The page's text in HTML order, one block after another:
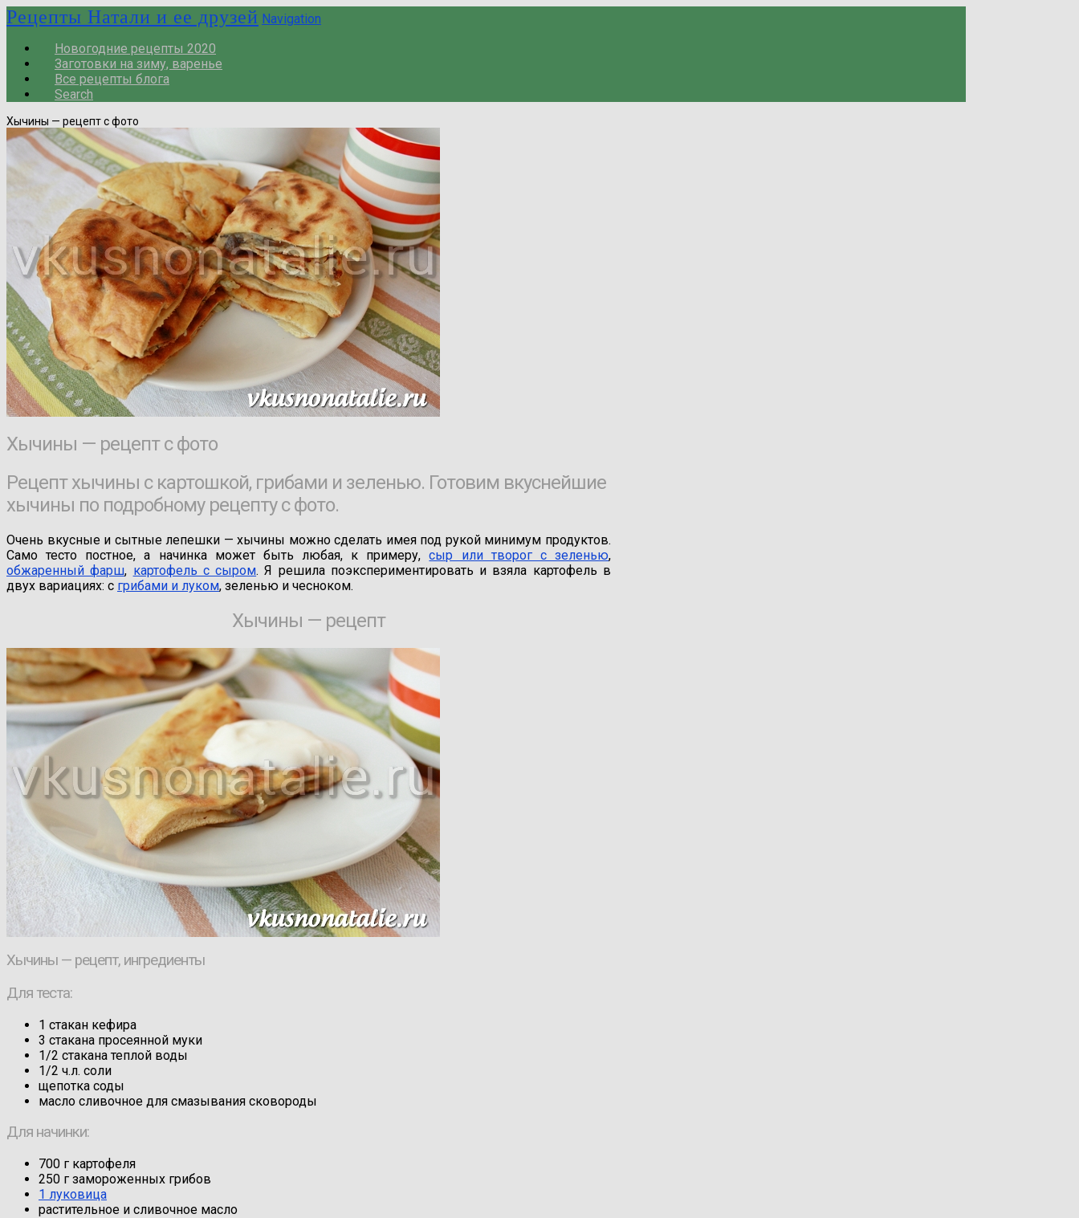
Рецепты Натали и ее друзей Navigation
Новогодние рецепты 2020
Заготовки на зиму, варенье
Все рецепты блога
Search
Хычины — рецепт с фото
Хычины — рецепт с фото
Рецепт хычины с картошкой, грибами и зеленью. Готовим вкуснейшие
хычины по подробному рецепту с фото.
Очень вкусные и сытные лепешки — хычины можно сделать имея под рукой минимум продуктов.
Само тесто постное, а начинка может быть любая, к примеру,сыр или творог с зеленью,
обжаренный фарш, картофель с сыром. Я решила поэкспериментировать и взяла картофель в
двух вариациях: с грибами и луком, зеленью и чесноком.
Хычины — рецепт
Хычины — рецепт, ингредиенты
Для теста:
1 стакан кефира
3 стакана просеянной муки
1/2 стакана теплой воды
1/2 ч.л. соли
щепотка соды
масло сливочное для смазывания сковороды
Для начинки:
700 г картофеля
250 г замороженных грибов
1 луковица
растительное и сливочное масло